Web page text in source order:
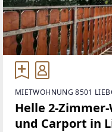
MIETWOHNUNG 8501
Helle 2-
und Carport in